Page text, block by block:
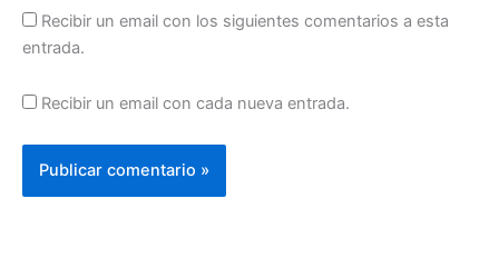
Recibir un email con los siguientes comentarios a esta
entrada.
Recibir un email con cada nueva entrada.